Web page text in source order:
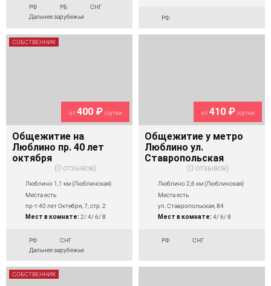
РФ РБ
СНГ
Дальнее зарубежье
РФ
от400 ₽/сутки
Общежитие на
Люблино пр. 40 лет
октября
0 отзывов
Люблино 1,1 км (Люблинская)
Места есть
пр-т 40 лет Октября, 7, стр. 2
Мест в комнате: 2/ 4/ 6/ 8
РФ
СНГ
Дальнее зарубежье
СОБСТВЕННИК
от410 ₽/сутки
Общежитие у метро
Люблино ул.
Ставропольская
0 отзывов
Люблино 2,6 км (Люблинская)
Места есть
ул. Ставропольская, 84
Мест в комнате: 4/ 6/ 8
РФ СНГ
СОБСТВЕННИК